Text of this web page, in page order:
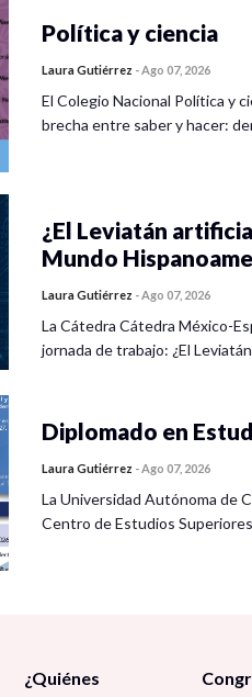
Política y ciencia
Laura Gutiérrez -Ago 07, 2026
El Colegio Nacional Política y
brecha entre saber y hacer:
¿El Leviatán
Mundo
Laura Gutiérrez -Ago 07, 2026
La Cátedra Cátedra México-
jornada de trabajo: ¿El
Diplomado en
Laura Gutiérrez -Ago 07, 2026
La Universidad Autónoma de
Centro de Estudios
¿Quiénes